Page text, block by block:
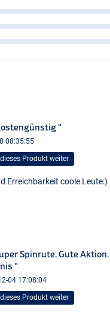
H
7-35gr
35gr
40gr
MH
50gr
MH
"
08:35:55
Produkt weiter
Erreichbarkeit coole Leute:)
Spinrute. Gute
"
04 17:08:04
Produkt weiter